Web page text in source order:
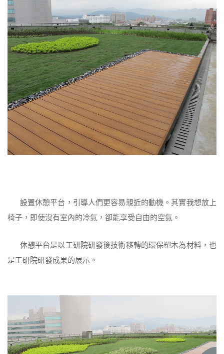
設置休憩平台，引導人們更容易親近的動機。其實我想放上
椅子，即使沒有室內的冷氣，卻能享受自由的空氣。
休憩平台是以工研院研發後技術移轉的環保塑木為材料，也
是工研院研發成果的展示。